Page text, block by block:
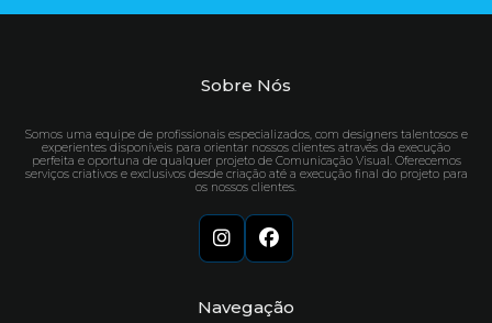
Sobre Nós
Somos uma equipe de profissionais especializados, com designers talentosos e
experientes disponíveis para orientar nossos clientes através da execução
perfeita e oportuna de qualquer projeto de Comunicação Visual. Oferecemos
serviços criativos e exclusivos desde criação até a execução final do projeto para
os nossos clientes.
Navegação